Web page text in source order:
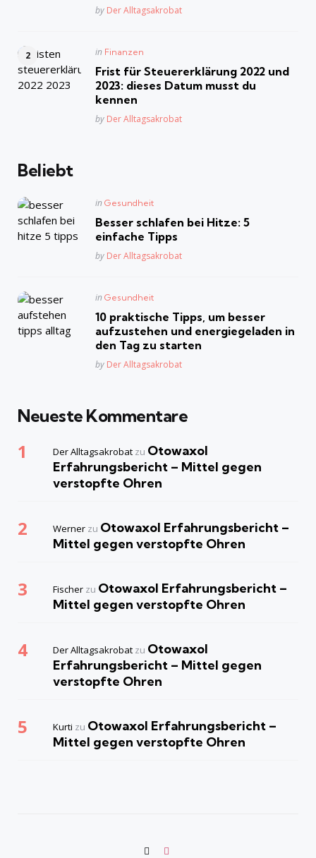
Posted
by Der Alltagsakrobat
Posted
in Finanzen
Frist für Steuererklärung 2022 und
2023: dieses Datum musst du
kennen
Posted
by Der Alltagsakrobat
Beliebt
Posted
in Gesundheit
Besser schlafen bei Hitze: 5
einfache Tipps
Posted
by Der Alltagsakrobat
Posted
in Gesundheit
10 praktische Tipps, um besser
aufzustehen und energiegeladen in
den Tag zu starten
Posted
by Der Alltagsakrobat
Neueste Kommentare
Der Alltagsakrobat zu Otowaxol
Erfahrungsbericht – Mittel gegen
verstopfte Ohren
Werner zu Otowaxol Erfahrungsbericht –
Mittel gegen verstopfte Ohren
Fischer zu Otowaxol Erfahrungsbericht –
Mittel gegen verstopfte Ohren
Der Alltagsakrobat zu Otowaxol
Erfahrungsbericht – Mittel gegen
verstopfte Ohren
Kurti zu Otowaxol Erfahrungsbericht –
Mittel gegen verstopfte Ohren